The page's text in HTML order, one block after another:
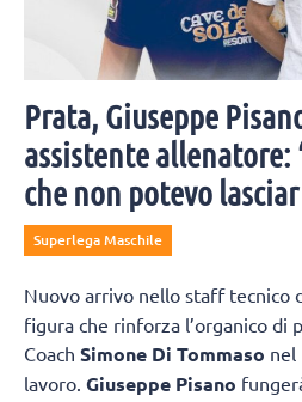
Prata, Giuseppe
assistente allenatore:
che non potevo
Superlega Maschile
Nuovo arrivo nello staff tecnico
figura che rinforza l’organico di
Coach Simone Di Tommaso nel
lavoro. Giuseppe Pisano